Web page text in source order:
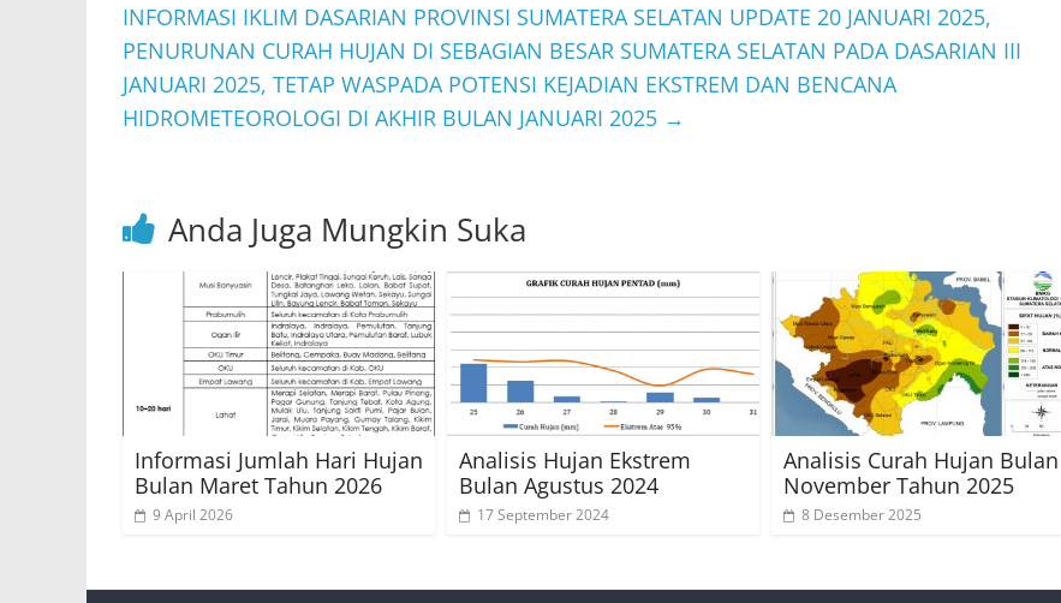
p o
k
INFORMASI IKLIM DASARIAN PROVINSI SUMATERA SELATAN UPDATE 20 JANUARI 2025,
PENURUNAN CURAH HUJAN DI SEBAGIAN BESAR SUMATERA SELATAN PADA DASARIAN III
JANUARI 2025, TETAP WASPADA POTENSI KEJADIAN EKSTREM DAN BENCANA
HIDROMETEOROLOGI DI AKHIR BULAN JANUARI 2025 →
Anda Juga Mungkin Suka
Informasi Jumlah Hari Hujan
Bulan Maret Tahun 2026
9 April 2026
Analisis Hujan Ekstrem
Bulan Agustus 2024
17 September 2024
Analisis Curah Hujan Bulan
November Tahun 2025
8 Desember 2025